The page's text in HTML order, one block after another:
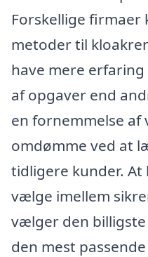
Forskellige firmaer
metoder til
have mere
af opgaver end
en fornemmelse af
omdømme ved at
tidligere kunder.
vælge imellem
vælger den
den mest